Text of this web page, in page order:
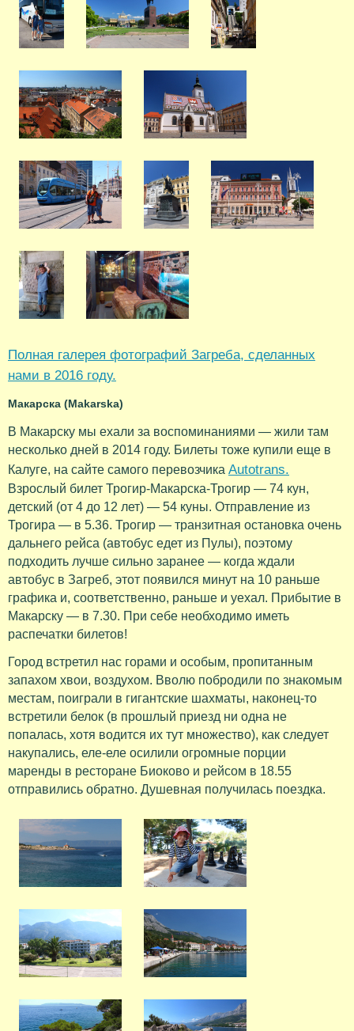
Полная галерея фотографий Загреба, сделанных
нами в 2016 году.
Макарска (Makarska)
В Макарску мы ехали за воспоминаниями — жили там
несколько дней в 2014 году. Билеты тоже купили еще в
Калуге, на сайте самого перевозчика Autotrans.
Взрослый билет Трогир-Макарска-Трогир — 74 кун,
детский (от 4 до 12 лет) — 54 куны. Отправление из
Трогира — в 5.36. Трогир — транзитная остановка очень
дальнего рейса (автобус едет из Пулы), поэтому
подходить лучше сильно заранее — когда ждали
автобус в Загреб, этот появился минут на 10 раньше
графика и, соответственно, раньше и уехал. Прибытие в
Макарску — в 7.30. При себе необходимо иметь
распечатки билетов!
Город встретил нас горами и особым, пропитанным
запахом хвои, воздухом. Вволю побродили по знакомым
местам, поиграли в гигантские шахматы, наконец-то
встретили белок (в прошлый приезд ни одна не
попалась, хотя водится их тут множество), как следует
накупались, еле-еле осилили огромные порции
маренды в ресторане Биоково и рейсом в 18.55
отправились обратно. Душевная получилась поездка.